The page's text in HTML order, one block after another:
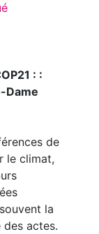
: :
Dame
de
le climat,
la
des actes.